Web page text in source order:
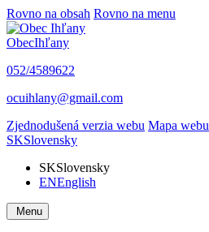
Rovno na obsah Rovno na menu
ObecIhľany
052/4589622
ocuihlany@gmail.com
Zjednodušená verzia webu Mapa webu
SKSlovensky
SKSlovensky
ENEnglish
Menu